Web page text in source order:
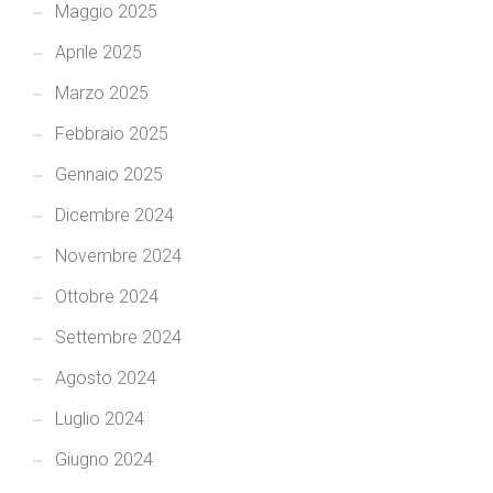
Maggio 2025
Aprile 2025
Marzo 2025
Febbraio 2025
Gennaio 2025
Dicembre 2024
Novembre 2024
Ottobre 2024
Settembre 2024
Agosto 2024
Luglio 2024
Giugno 2024